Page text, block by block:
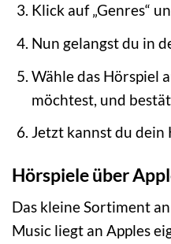
Klick auf „Genres“
Nun gelangst du in
Wähle das Hörspiel
möchtest, und
Jetzt kannst du dein
Hörspiele über
Das kleine Sortiment
Music liegt an Apples